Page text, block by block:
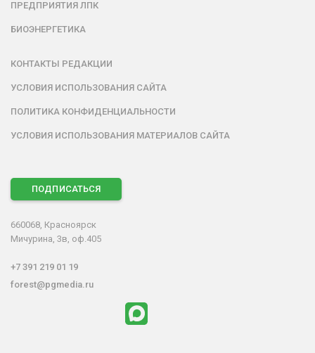
ПРЕДПРИЯТИЯ ЛПК
БИОЭНЕРГЕТИКА
КОНТАКТЫ РЕДАКЦИИ
УСЛОВИЯ ИСПОЛЬЗОВАНИЯ САЙТА
ПОЛИТИКА КОНФИДЕНЦИАЛЬНОСТИ
УСЛОВИЯ ИСПОЛЬЗОВАНИЯ МАТЕРИАЛОВ САЙТА
ПОДПИСАТЬСЯ
660068, Красноярск
Мичурина, 3в, оф.405
+7 391 219 01 19
forest@pgmedia.ru